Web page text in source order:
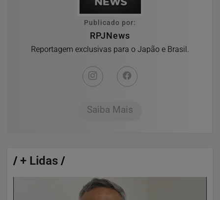
Publicado por:
RPJNews
Reportagem exclusivas para o Japão e Brasil.
Saiba Mais
/ + Lidas /